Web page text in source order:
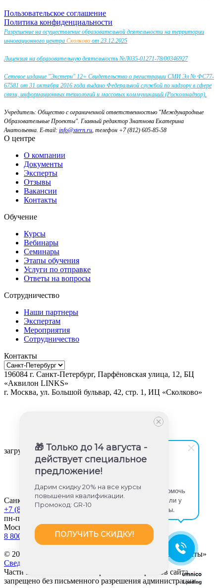
Здравствуйте! Готова помочь
вам. Напишите мне, если у
вас появятся вопросы.
Пользовательское соглашение
Политика конфиденциальности
Разрешение на осуществление образовательной деятельности на территории
инновационного центра Сколково от 23.12.2025
Лицензия на образовательную деятельность №Л035-01271-78/00346927
Сетевое издание "Экстерн" 12+ Свидетельство о регистрации СМИ Эл № ФС77-
67581 от 31 октября 2016 года выдано Федеральной службой по надзору в сфере
связи, информационных технологий и массовых коммуникаций (Роскомнадзор).
Учредитель: Общество с ограниченной ответственностью "Международные
Образовательные Проекты". Главный редактор Знатнова Екатерина
Анатольевна. E-mail: info@xtern.ru, телефон +7 (812) 605-85-58
О центре
О компании
Документы
Эксперты
Отзывы
Вакансии
Контакты
Обучение
Курсы
Вебинары
Семинары
Этапы обучения
Услуги по отправке
Ответы на вопросы
Сотрудничество
Наши партнеры
Экспертам
Мероприятия
Сотрудничество
Контакты
196084 г. Санкт-Петербург, Парфёновская улица, 12, БЦ
«Аквилон LINKS»
г. Москва, ул. Большой бульвар, 42, стр. 1, ИЦ «Сколково»
загрузка карты...
Санкт-Петербург
+7 (812) 605-85-58
пн-пт с 9:00 до 18:00
Москва
8 800 350-45-56
© 2013-2026 «Международные Образовательные Проекты»
Сведения об образовательной организации
Частичное или полное копирование материалов сайта
запрещено без письменного разрешения администрации.
Loading
🎁 Только до 14 августа -
действует специальное
предложение!
Дарим скидку 20% на все курсы
повышения квалификации.
Промокод: GR-10
ПОЛУЧИТЬ СКИДКУ!